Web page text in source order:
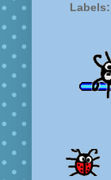
Labels: